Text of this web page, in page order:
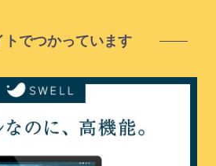
トでつかっています